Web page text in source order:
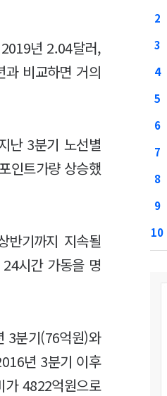
년 2.04달러,
비교하면 거의
난 3분기 노선별
인트가량 상승했
반기까지 지속될
시간 가동을 명
3분기(76억원)와
년 3분기 이후
4822억원으로
2
3
4
5
6
7
8
9
10